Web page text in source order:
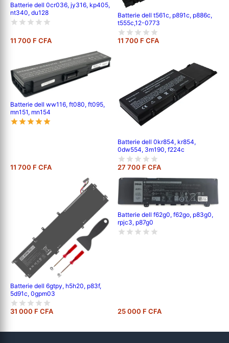
Batterie dell 0cr036, jy316, kp405,
nt340, du128
11 700 F CFA
Batterie dell t561c, p891c, p886c,
t555c,12-0773
11 700 F CFA
Batterie dell ww116, ft080, ft095,
mn151, mn154
11 700 F CFA
Batterie dell 0kr854, kr854,
0dw554, 3m190, f224c
27 700 F CFA
Batterie dell 6gtpy, h5h20, p83f,
5d91c, 0gpm03
31 000 F CFA
Batterie dell f62g0, f62go, p83g0,
rpjc3, p87g0
25 000 F CFA